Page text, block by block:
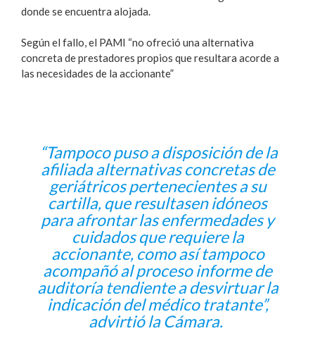
donde se encuentra alojada.
Según el fallo, el PAMI “no ofreció una alternativa
concreta de prestadores propios que resultara acorde a
las necesidades de la accionante”
“Tampoco puso a disposición de la
afiliada alternativas concretas de
geriátricos pertenecientes a su
cartilla, que resultasen idóneos
para afrontar las enfermedades y
cuidados que requiere la
accionante, como así tampoco
acompañó al proceso informe de
auditoría tendiente a desvirtuar la
indicación del médico tratante”,
advirtió la Cámara.